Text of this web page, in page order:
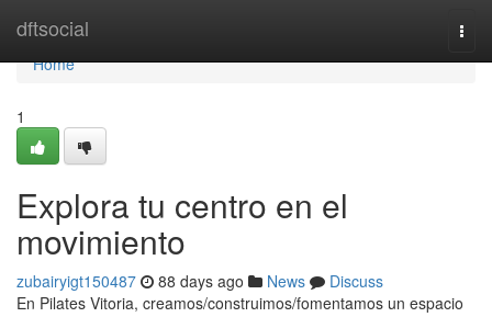
dftsocial
Home
Home
1
Explora tu centro en el
movimiento
zubairyigt150487 88 days ago News
Discuss
En Pilates Vitoria, creamos/construimos/fomentamos un espacio